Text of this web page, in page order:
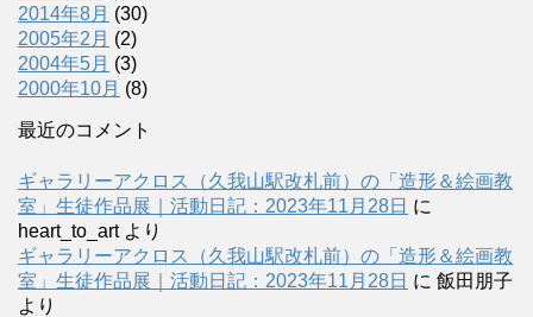
2014年8月 (30)
2005年2月 (2)
2004年5月 (3)
2000年10月 (8)
最近のコメント
ギャラリーアクロス（久我山駅改札前）の「造形＆絵画教
室」生徒作品展｜活動日記：2023年11月28日 に
heart_to_artより
ギャラリーアクロス（久我山駅改札前）の「造形＆絵画教
室」生徒作品展｜活動日記：2023年11月28日 に 飯田朋子
より